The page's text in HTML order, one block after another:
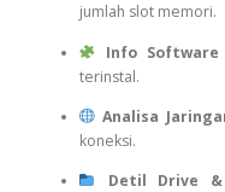
jumlah slot memori.
Info Software
terinstal.
Analisa
koneksi.
Detil Drive